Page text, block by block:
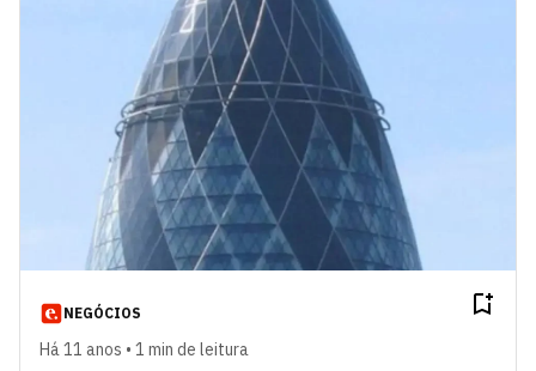
NEGÓCIOS
Há 11 anos • 1 min de leitura